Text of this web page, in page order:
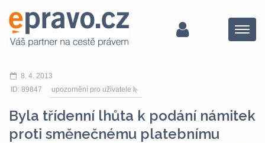
Menu
8. 4. 2013
ID: 89847
upozornění pro uživatele
Byla třídenní lhůta k podání námitek
proti směnečnému platebnímu